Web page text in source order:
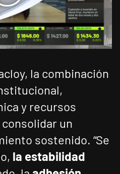
la combinación
y recursos
un
sostenido. “Se
la estabilidad